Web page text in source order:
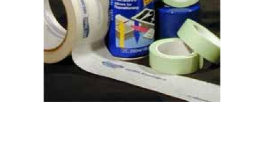
Простые трафареты
Регулируемые
трафареты
Профессиональные
Прямоугольный
трафарет